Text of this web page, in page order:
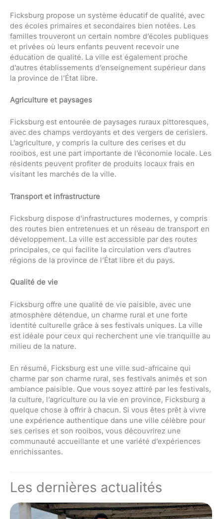
Ficksburg propose un système éducatif de qualité, avec
des écoles primaires et secondaires bien notées. Les
familles trouveront un certain nombre d’écoles publiques
et privées où leurs enfants peuvent recevoir une
éducation de qualité. La ville est également proche
d’autres établissements d’enseignement supérieur dans
la province de l’État libre.
Agriculture et paysages
Ficksburg est entourée de paysages ruraux pittoresques,
avec des champs verdoyants et des vergers de cerisiers.
L’agriculture, y compris la culture des cerises et du
rooibos, est une part importante de l’économie locale. Les
résidents peuvent profiter de produits locaux frais en
visitant les marchés de la ville.
Transport et infrastructure
Ficksburg dispose d’infrastructures modernes, y compris
des routes bien entretenues et un réseau de transport en
développement. La ville est accessible par des routes
principales, ce qui facilite la circulation vers d’autres
régions de la province de l’État libre et du pays.
Qualité de vie
Ficksburg offre une qualité de vie paisible, avec une
atmosphère détendue, un charme rural et une forte
identité culturelle grâce à ses festivals uniques. La ville
est idéale pour ceux qui recherchent une vie tranquille au
milieu de la nature.
En résumé, Ficksburg est une ville sud-africaine qui
charme par son charme rural, ses festivals animés et son
ambiance paisible. Que vous soyez attiré par les festivals,
la culture, l’agriculture ou la vie en province, Ficksburg a
quelque chose à offrir à chacun. Si vous êtes prêt à vivre
une expérience authentique dans une ville célèbre pour
ses cerises et son rooibos, vous découvrirez une
communauté accueillante et une variété d’expériences
enrichissantes.
Les dernières actualités